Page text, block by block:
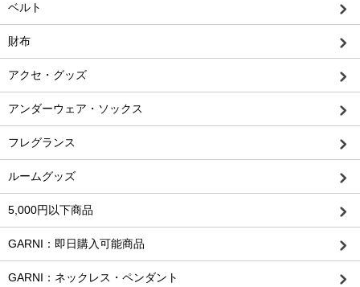
ベルト
財布
アクセ・グッズ
アンダーウェア・ソックス
フレグランス
ルームグッズ
5,000円以下商品
GARNI：即日購入可能商品
GARNI：ネックレス・ペンダント